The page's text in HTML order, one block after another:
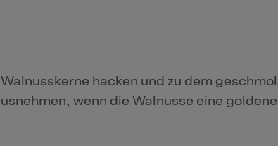
hacken und zu dem
wenn die Walnüsse eine